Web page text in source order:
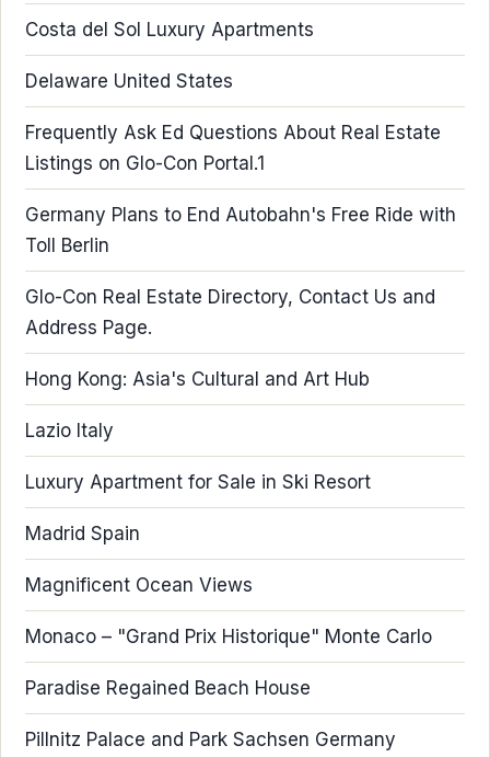
Costa del Sol Luxury Apartments
Delaware United States
Frequently Ask Ed Questions About Real Estate
Listings on Glo-Con Portal.1
Germany Plans to End Autobahn's Free Ride with
Toll Berlin
Glo-Con Real Estate Directory, Contact Us and
Address Page.
Hong Kong: Asia's Cultural and Art Hub
Lazio Italy
Luxury Apartment for Sale in Ski Resort
Madrid Spain
Magnificent Ocean Views
Monaco – "Grand Prix Historique" Monte Carlo
Paradise Regained Beach House
Pillnitz Palace and Park Sachsen Germany